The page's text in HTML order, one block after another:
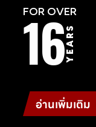
FOR OVER
16YEARS
อ่านเพิ่มเติม